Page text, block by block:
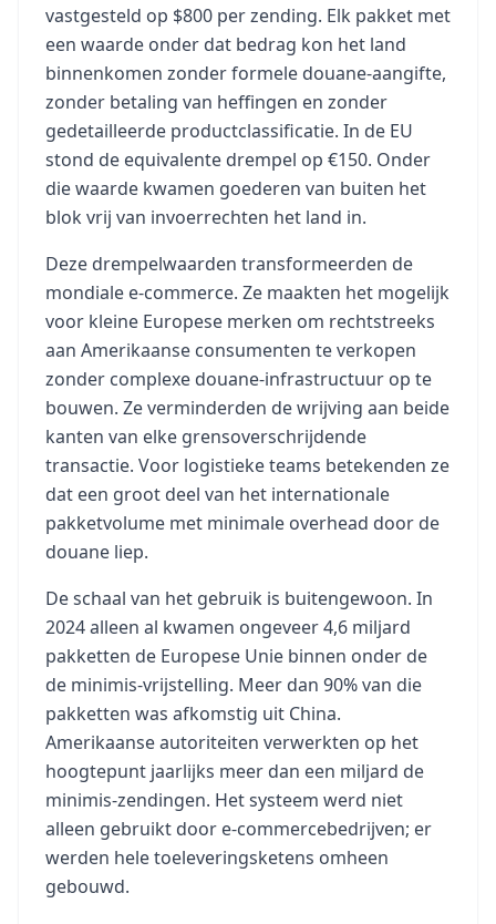
vastgesteld op $800 per zending. Elk pakket met
een waarde onder dat bedrag kon het land
binnenkomen zonder formele douane-aangifte,
zonder betaling van heffingen en zonder
gedetailleerde productclassificatie. In de EU
stond de equivalente drempel op €150. Onder
die waarde kwamen goederen van buiten het
blok vrij van invoerrechten het land in.
Deze drempelwaarden transformeerden de
mondiale e-commerce. Ze maakten het mogelijk
voor kleine Europese merken om rechtstreeks
aan Amerikaanse consumenten te verkopen
zonder complexe douane-infrastructuur op te
bouwen. Ze verminderden de wrijving aan beide
kanten van elke grensoverschrijdende
transactie. Voor logistieke teams betekenden ze
dat een groot deel van het internationale
pakketvolume met minimale overhead door de
douane liep.
De schaal van het gebruik is buitengewoon. In
2024 alleen al kwamen ongeveer 4,6 miljard
pakketten de Europese Unie binnen onder de
de minimis-vrijstelling. Meer dan 90% van die
pakketten was afkomstig uit China.
Amerikaanse autoriteiten verwerkten op het
hoogtepunt jaarlijks meer dan een miljard de
minimis-zendingen. Het systeem werd niet
alleen gebruikt door e-commercebedrijven; er
werden hele toeleveringsketens omheen
gebouwd.